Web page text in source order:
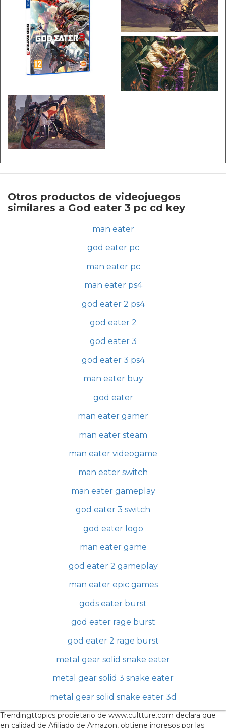
Otros productos de videojuegos
similares a God eater 3 pc cd key
man eater
god eater pc
man eater pc
man eater ps4
god eater 2 ps4
god eater 2
god eater 3
god eater 3 ps4
man eater buy
god eater
man eater gamer
man eater steam
man eater videogame
man eater switch
man eater gameplay
god eater 3 switch
god eater logo
man eater game
god eater 2 gameplay
man eater epic games
gods eater burst
god eater rage burst
god eater 2 rage burst
metal gear solid snake eater
metal gear solid 3 snake eater
metal gear solid snake eater 3d
Trendingttopics propietario de www.cultture.com declara que
en calidad de Afiliado de Amazon, obtiene ingresos por las